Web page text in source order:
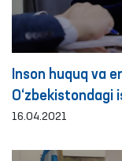
Inson huquq va
O‘zbekistondagi
16.04.2021